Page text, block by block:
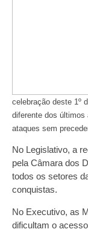
celebração deste 1º
diferente dos
ataques sem
No Legislativo, a
pela Câmara dos
todos os setores
conquistas.
No Executivo, as
dificultam o